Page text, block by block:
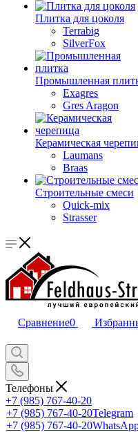
Плитка для цоколя
Terrabig
SilverFox
Промышленная
Exagres
Gres Aragon
Керамическая
Laumans
Braas
Строительные смеси
Quick-mix
Strasser
Сравнение0
Телефоны
+7 (985) 767-40-20
+7 (985) 767-40-20Telegram
+7 (985) 767-40-20